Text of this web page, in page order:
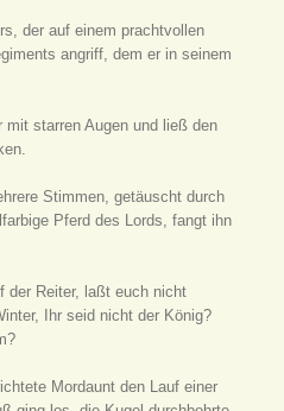
der auf einem prachtvollen
angriff, dem er in seinem
starren Augen und ließ den
Stimmen, getäuscht durch
Pferd des Lords, fangt ihn
der Reiter, laßt euch nicht
Ihr seid nicht der König?
Mordaunt den Lauf einer